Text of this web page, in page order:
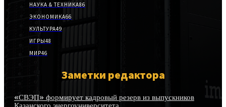
НАУКА & ТЕХНИКА86
ЭКОНОМИКА66
КУЛЬТУРА49
ИГРЫ48
МИР46
Заметки редактора
«СВЭП» формирует кадровый резерв из выпускников